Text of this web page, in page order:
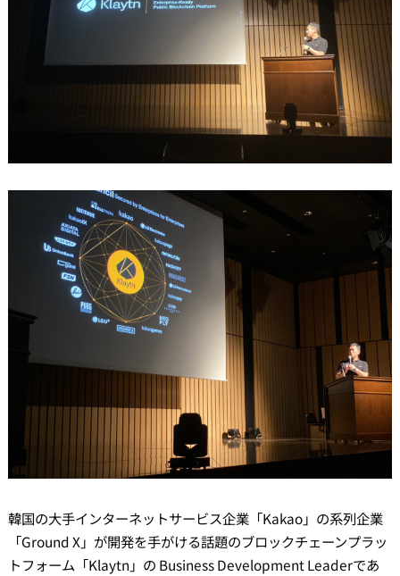
韓国の大手インターネットサービス企業「Kakao」の系列企業
「Ground X」が開発を手がける話題のブロックチェーンプラッ
トフォーム「Klaytn」の Business Development Leaderであ